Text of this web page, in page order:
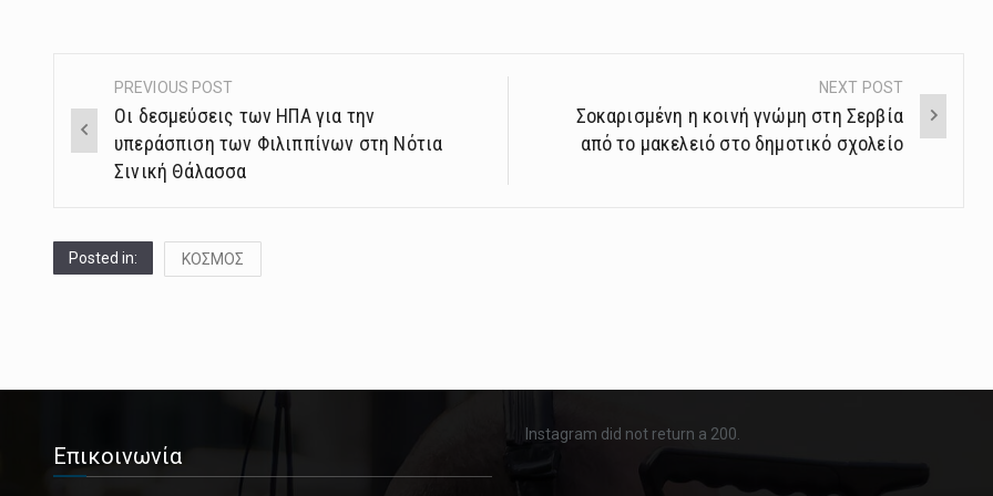
Post
navigation
PREVIOUS POST
Οι δεσμεύσεις των ΗΠΑ για την
υπεράσπιση των Φιλιππίνων στη Νότια
Σινική Θάλασσα
NEXT POST
Σοκαρισμένη η κοινή γνώμη στη Σερβία
από το μακελειό στο δημοτικό σχολείο
Posted in: ΚΟΣΜΟΣ
Επικοινωνία
Instagram did not return a 200.